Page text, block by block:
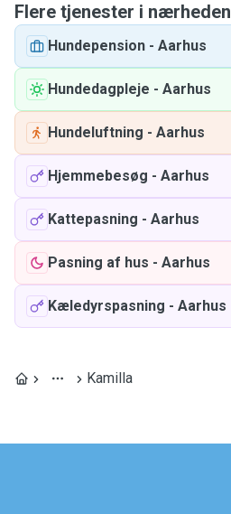
Flere tjenester i
Hundepension - Aarhus
Hundedagpleje - Aarhus
Hundeluftning - Aarhus
Hjemmebesøg - Aarhus
Kattepasning - Aarhus
Pasning af hus - Aarhus
Kæledyrspasning - Aarhus
Kamilla